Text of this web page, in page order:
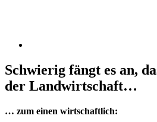
Schwierig fängt es an,
der Landwirtschaft…
… zum einen wirtschaftlich: